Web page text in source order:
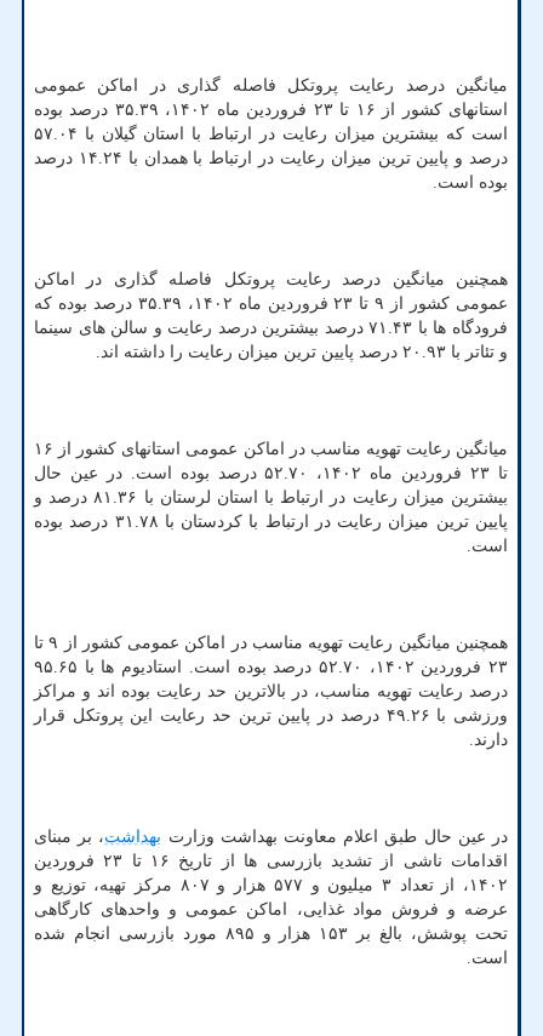
میانگین درصد رعایت پروتکل فاصله گذاری در اماکن عمومی
استانهای کشور از ۱۶ تا ۲۳ فروردین ماه ۱۴۰۲، ۳۵.۳۹ درصد بوده
است که بیشترین میزان رعایت در ارتباط با استان گیلان با ۵۷.۰۴
درصد و پایین ترین میزان رعایت در ارتباط با همدان با ۱۴.۲۴ درصد
بوده است.
همچنین میانگین درصد رعایت پروتکل فاصله گذاری در اماکن
عمومی کشور از ۹ تا ۲۳ فروردین ماه ۱۴۰۲، ۳۵.۳۹ درصد بوده که
فرودگاه ها با ۷۱.۴۳ درصد بیشترین درصد رعایت و سالن های سینما
و تئاتر با ۲۰.۹۳ درصد پایین ترین میزان رعایت را داشته اند.
میانگین رعایت تهویه مناسب در اماکن عمومی استانهای کشور از ۱۶
تا ۲۳ فروردین ماه ۱۴۰۲، ۵۲.۷۰ درصد بوده است. در عین حال
بیشترین میزان رعایت در ارتباط با استان لرستان با ۸۱.۳۶ درصد و
پایین ترین میزان رعایت در ارتباط با کردستان با ۳۱.۷۸ درصد بوده
است.
همچنین میانگین رعایت تهویه مناسب در اماکن عمومی کشور از ۹ تا
۲۳ فروردین ۱۴۰۲، ۵۲.۷۰ درصد بوده است. استادیوم ها با ۹۵.۶۵
درصد رعایت تهویه مناسب، در بالاترین حد رعایت بوده اند و مراکز
ورزشی با ۴۹.۲۶ درصد در پایین ترین حد رعایت این پروتکل قرار
دارند.
در عین حال طبق اعلام معاونت بهداشت وزارت بهداشت، بر مبنای
اقدامات ناشی از تشدید بازرسی ها از تاریخ ۱۶ تا ۲۳ فروردین
۱۴۰۲، از تعداد ۳ میلیون و ۵۷۷ هزار و ۸۰۷ مرکز تهیه، توزیع و
عرضه و فروش مواد غذایی، اماکن عمومی و واحدهای کارگاهی
تحت پوشش، بالغ بر ۱۵۳ هزار و ۸۹۵ مورد بازرسی انجام شده
است.